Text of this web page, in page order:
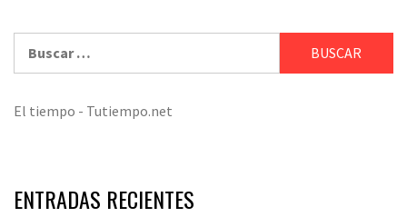
El tiempo - Tutiempo.net
ENTRADAS RECIENTES